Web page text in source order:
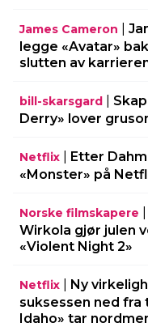
James Cameron
legge «Avatar»
slutten av
bill-skarsgard
Derry» lover
Netflix
Etter
«Monster» på
Norske filmskapere
Wirkola gjør julen
«Violent Night 2»
Netflix
Ny
suksessen ned fra
Idaho» tar